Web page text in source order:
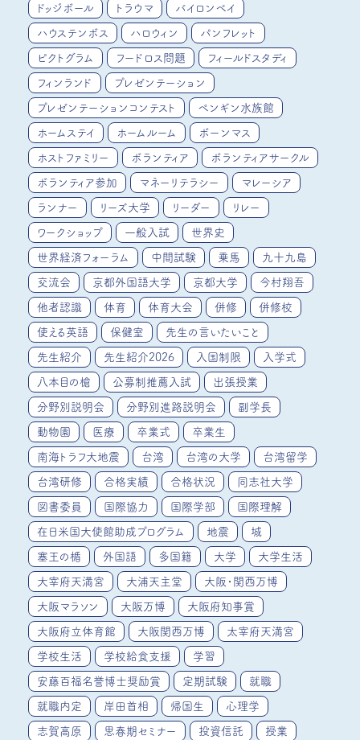
ドッジボール トラウマ バイロンベイ
ハウステンボス ハロウィン パンフレット
ピクトグラム フードロス問題 フィールドスタディ
フィンランド プレゼンテーション
プレゼンテーションコンテスト ペンギン水族館
ホームステイ ホームルーム ボーンマス
ホストファミリー ボランティア ボランティアサークル
ボランティア参加 マネーリテラシー マレーシア
ランナー リーズ大学 リーダー リレー
ワークショップ 一般入試 世界史
世界経済フォーラム 中間試験 乗馬 九十九島
交流会 京都外国語大学 京都大学 今村翔吾
他者認識 体育 体育大会 併修 併修校
使える英語 保健室 先生の言いたいこと
先生紹介 先生紹介2026 入国制限 入学式
八本目の槍 公募制推薦入試 出張授業
分野別説明会 分野別進路説明会 副学長
動物園 医療 卒業式 卒業生
南海トラフ大地震 台湾 台湾の大学 台湾留学
台湾研修 合格実績 合格状況 同志社大学
図書委員 国際協力 国際学部 国際理解
在日米国大使館助成プログラム 地震 城
塞王の楯 外国語 多国籍 大学 大学生活
大宰府天満宮 大浦天主堂 大阪・関西万博
大阪マラソン 大阪万博 大阪府知事賞
大阪府立体育館 大阪関西万博 太宰府天満宮
学校生活 学校給食支援 学習
安藤百福名誉博士奨励賞 定期試験 就職
就職内定 岸田首相 帰国生 心理学
志賀高原 思春期セミナー 投資信託 授業